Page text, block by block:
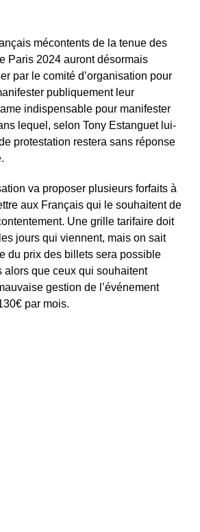
mécontents de la tenue des
Paris 2024 auront désormais
par le comité d’organisation pour
publiquement leur
indispensable pour manifester
lequel, selon Tony Estanguet lui-
protestation restera sans réponse
va proposer plusieurs forfaits à
aux Français qui le souhaitent de
Une grille tarifaire doit
jours qui viennent, mais on sait
du prix des billets sera possible
alors que ceux qui souhaitent
gestion de l’événement
par mois.